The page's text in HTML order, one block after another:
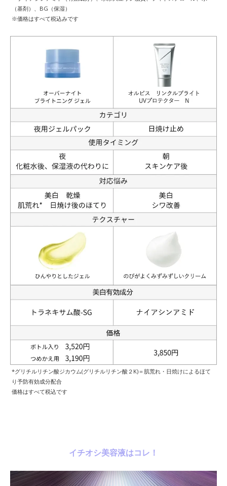
（基剤）、BG（保湿）
※価格はすべて税込みです
*グリチルリチン酸ジカウム(グリチルリチン酸２K)＝肌荒れ・日焼けによるほて
り予防有効成分配合
価格はすべて税込です
イチオシ美容液はコレ！